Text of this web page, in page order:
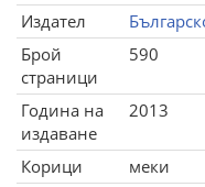
Издател
Брой
страници
590
Година на
издаване
2013
Корици
меки